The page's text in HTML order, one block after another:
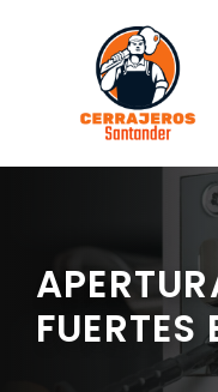
contenido
FUERTES